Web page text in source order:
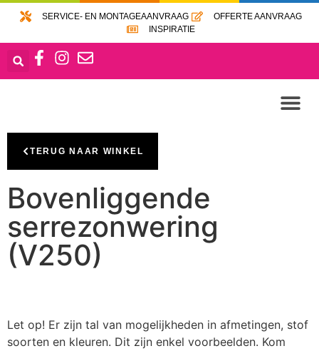
SERVICE- EN MONTAGEAANVRAAG
OFFERTE AANVRAAG
INSPIRATIE
TERUG NAAR WINKEL
Bovenliggende
serrezonwering
(V250)
Let op! Er zijn tal van mogelijkheden in afmetingen, stof
soorten en kleuren. Dit zijn enkel voorbeelden. Kom